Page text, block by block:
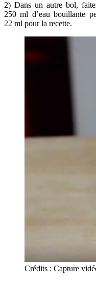
2) Dans un autre bol,
250 ml d’eau bouillante
22 ml pour la recette.
Crédits : Capture